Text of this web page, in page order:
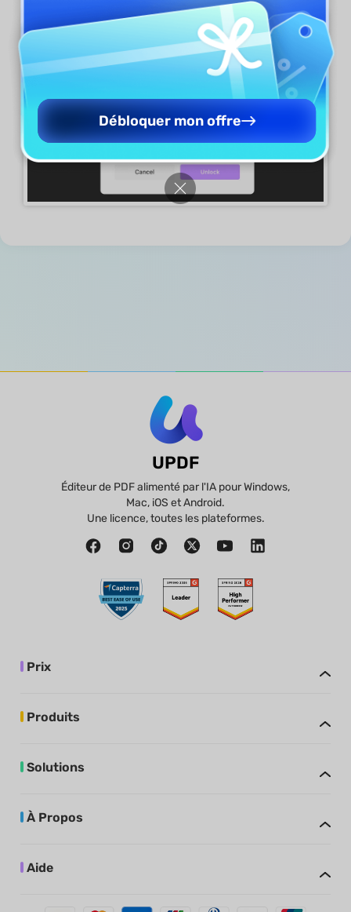
Débloquer mon offre
UPDF
Éditeur de PDF alimenté par l'IA pour Windows,
Mac, iOS et Android.
Une licence, toutes les plateformes.
Prix
Produits
Solutions
À Propos
Aide